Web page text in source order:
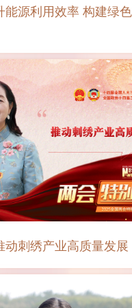
能源利用效率 构建绿
动刺绣产业高质量发展